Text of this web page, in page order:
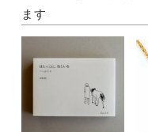
ます